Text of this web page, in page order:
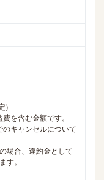
)
を含む金額です。
キャンセルについて
場合、違約金として
す。